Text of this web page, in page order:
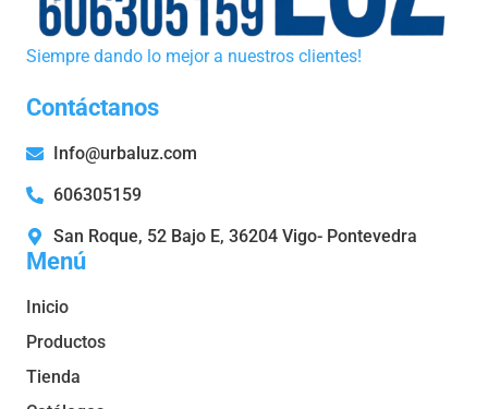
Siempre dando lo mejor a nuestros clientes!
Menú
Inicio
Productos
Tienda
Contáctanos
Info@urbaluz.com
606305159
San Roque, 52 Bajo E, 36204 Vigo- Pontevedra